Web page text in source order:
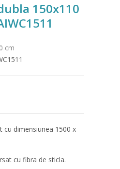
150x110
cm
cu dimensiunea 1500 x
cu fibra de sticla.